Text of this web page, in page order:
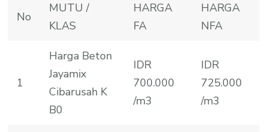
No
MUTU /
KLAS
HARGA
FA
HARGA
NFA
1
Harga Beton
Jayamix
Cibarusah K
B0
IDR
700.000
/m3
IDR
725.000
/m3